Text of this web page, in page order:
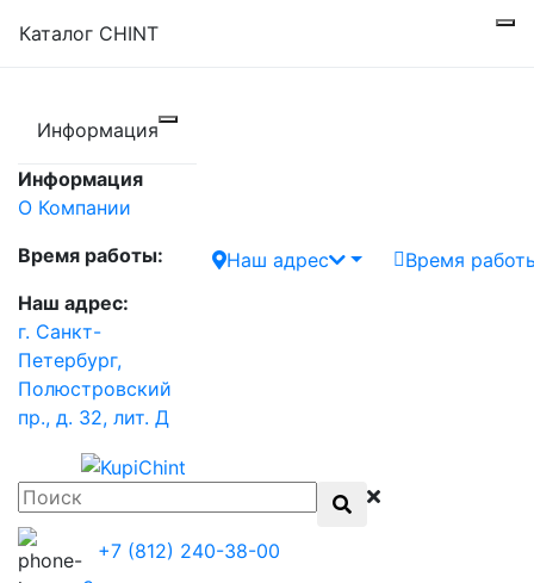
Каталог CHINT
Информация
Информация
О Компании
Время работы:
Наш адрес:
г. Санкт-
Петербург,
Полюстровский
пр., д. 32, лит. Д
Наш адрес Время
+7 (812) 240-38-00